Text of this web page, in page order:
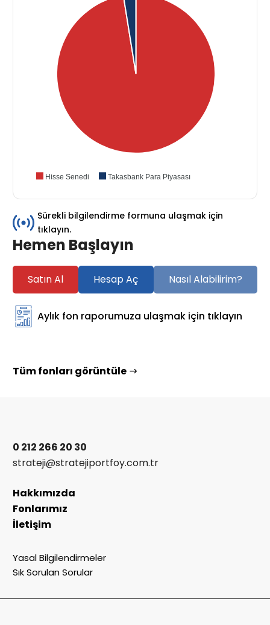
Hemen Başlayın
Satın Al Hesap Aç Nasıl Alabilirim?
Hisse Senedi Takasbank Para Piyasası
Sürekli bilgilendirme formuna ulaşmak için
tıklayın.
Aylık fon raporumuza ulaşmak için tıklayın
Tüm fonları görüntüle
0 212 266 20 30
strateji@stratejiportfoy.com.tr
Hakkımızda
Fonlarımız
İletişim
Yasal Bilgilendirmeler
Sık Sorulan Sorular